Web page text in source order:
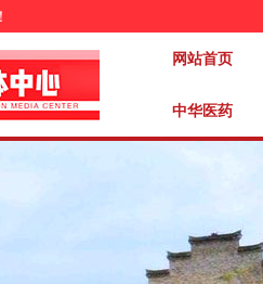
网站首页
中华医药